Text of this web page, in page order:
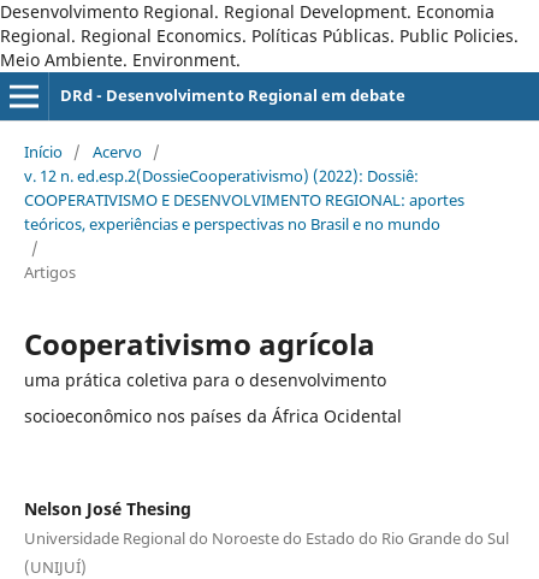
Desenvolvimento Regional. Regional Development. Economia
Regional. Regional Economics. Políticas Públicas. Public Policies.
Meio Ambiente. Environment.
DRd - Desenvolvimento Regional em debate
Início / Acervo /
v. 12 n. ed.esp.2(DossieCooperativismo) (2022): Dossiê:
COOPERATIVISMO E DESENVOLVIMENTO REGIONAL: aportes
teóricos, experiências e perspectivas no Brasil e no mundo
/
Artigos
Cooperativismo agrícola
uma prática coletiva para o desenvolvimento
socioeconômico nos países da África Ocidental
Nelson José Thesing
Universidade Regional do Noroeste do Estado do Rio Grande do Sul
(UNIJUÍ)